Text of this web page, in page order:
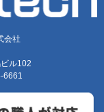
会社
ル102
6661